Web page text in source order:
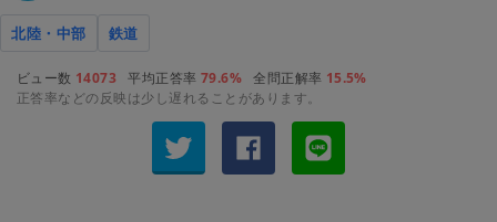
北陸・中部 鉄道
ビュー数 14073 平均正答率 79.6% 全問正解率 15.5%
正答率などの反映は少し遅れることがあります。